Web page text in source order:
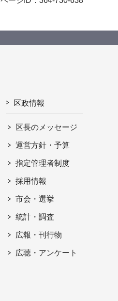
区政情報
区長のメッセージ
運営方針・予算
指定管理者制度
採用情報
市会・選挙
統計・調査
広報・刊行物
広聴・アンケート